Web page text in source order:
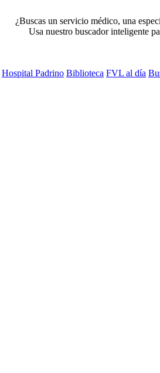
¿Buscas un servicio médico, una
Usa nuestro buscador inteligente
Hospital Padrino Biblioteca FVL al día